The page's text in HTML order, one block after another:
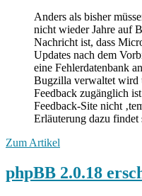
Anders als bisher
nicht wieder Jahre auf
Nachricht ist, dass
Updates nach dem
eine Fehlerdatenbank
Bugzilla verwaltet wird
Feedback zugänglich
Feedback-Site nicht
Erläuterung dazu
Zum Artikel
phpBB 2.0.18